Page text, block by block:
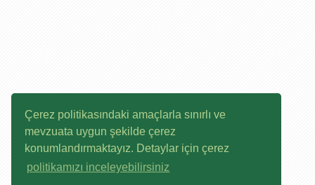
Çerez politikasındaki amaçlarla sınırlı ve
mevzuata uygun şekilde çerez
konumlandırmaktayız. Detaylar için çerez
politikamızı inceleyebilirsiniz